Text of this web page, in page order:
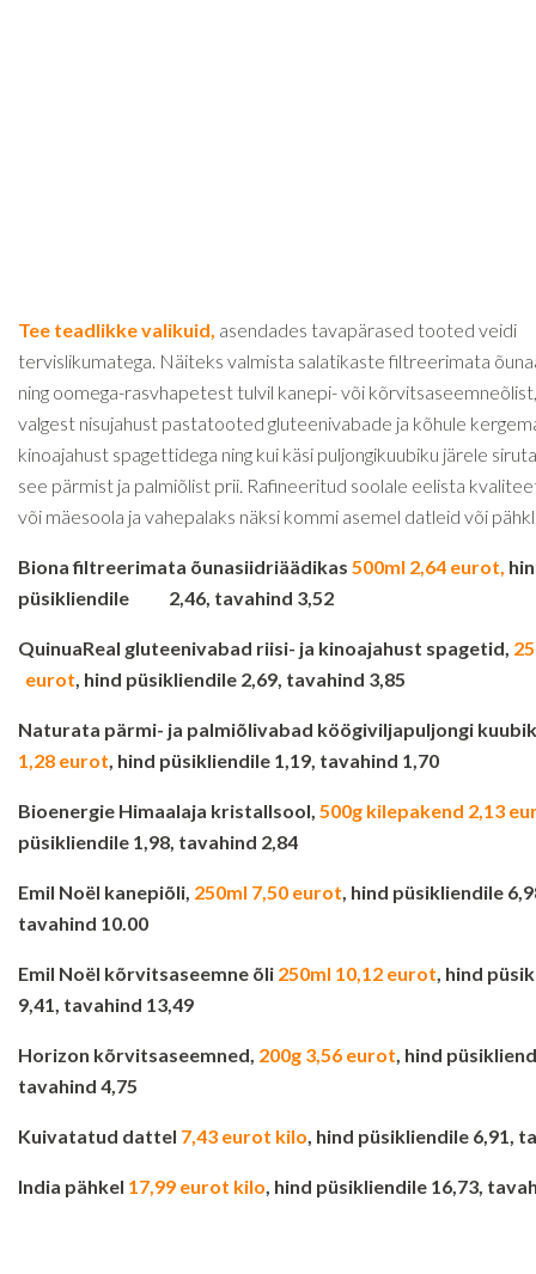
Tee teadlikke valikuid, asendades tavapärased tooted veidi
tervislikumatega. Näiteks valmista salatikaste filtreerimata
ning oomega-rasvhapetest tulvil kanepi- või
valgest nisujahust pastatooted gluteenivabade ja kõhule
kinoajahust spagettidega ning kui käsi puljongikuubiku järele
see pärmist ja palmiõlist prii. Rafineeritud soolale eelista
või mäesoola ja vahepalaks näksi kommi asemel datleid või
Biona filtreerimata õunasiidriäädikas 500ml 2,64 eurot,
püsikliendile 2,46, tavahind 3,52
QuinuaReal gluteenivabad riisi- ja kinoajahust spagetid,
eurot, hind püsikliendile 2,69, tavahind 3,85
Naturata pärmi- ja palmiõlivabad köögiviljapuljongi
1,28 eurot, hind püsikliendile 1,19, tavahind 1,70
Bioenergie Himaalaja kristallsool, 500g kilepakend 2,13
püsikliendile 1,98, tavahind 2,84
Emil Noël kanepiõli, 250ml 7,50 eurot, hind püsikliendile
tavahind 10.00
Emil Noël kõrvitsaseemne õli 250ml 10,12 eurot, hind
9,41, tavahind 13,49
Horizon kõrvitsaseemned, 200g 3,56 eurot, hind
tavahind 4,75
Kuivatatud dattel 7,43 eurot kilo, hind püsikliendile 6,91,
India pähkel 17,99 eurot kilo, hind püsikliendile 16,73,